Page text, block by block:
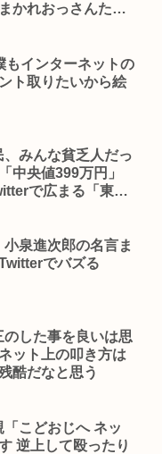
かれおっさんたち
ト取りたいから絵
中央値399万円」
で広まる「東京
でバズる
ット上の叩き方は
酷だなと思う
逆上して殴ったり